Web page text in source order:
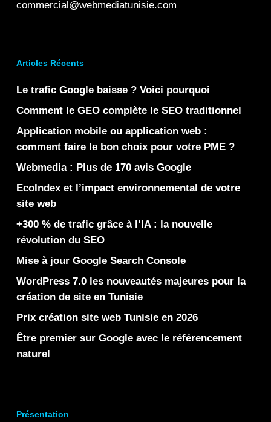
commercial@webmediatunisie.com
Articles Récents
Le trafic Google baisse ? Voici pourquoi
Comment le GEO complète le SEO traditionnel
Application mobile ou application web :
comment faire le bon choix pour votre PME ?
Webmedia : Plus de 170 avis Google
EcoIndex et l’impact environnemental de votre
site web
+300 % de trafic grâce à l’IA : la nouvelle
révolution du SEO
Mise à jour Google Search Console
WordPress 7.0 les nouveautés majeures pour la
création de site en Tunisie
Prix création site web Tunisie en 2026
Être premier sur Google avec le référencement
naturel
Présentation